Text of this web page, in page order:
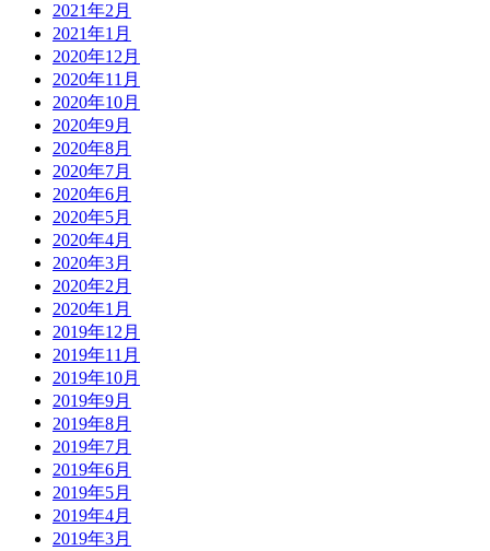
2021年2月
2021年1月
2020年12月
2020年11月
2020年10月
2020年9月
2020年8月
2020年7月
2020年6月
2020年5月
2020年4月
2020年3月
2020年2月
2020年1月
2019年12月
2019年11月
2019年10月
2019年9月
2019年8月
2019年7月
2019年6月
2019年5月
2019年4月
2019年3月